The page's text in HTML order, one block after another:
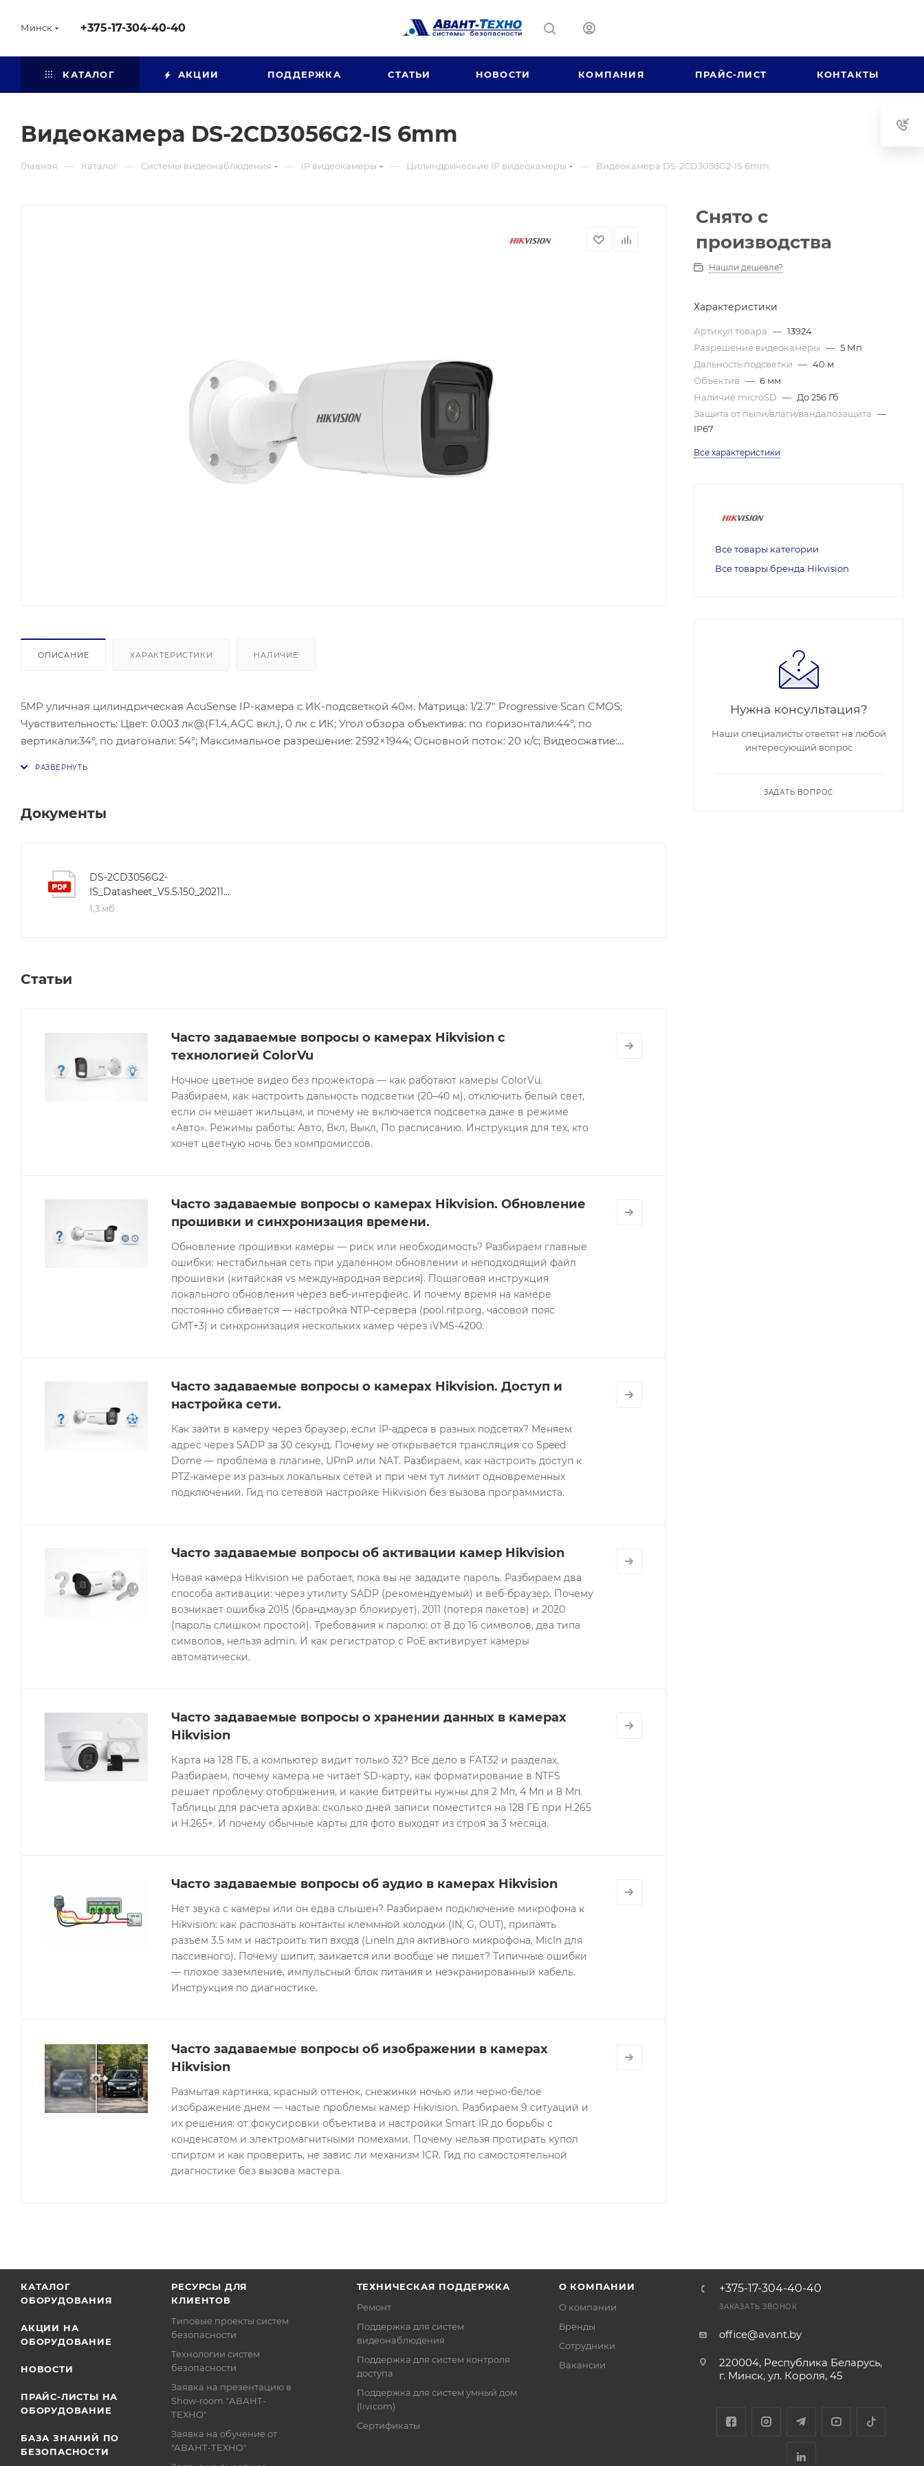
Минск +375-17-304-40-40
КАТАЛОГ АКЦИИ ПОДДЕРЖКА СТАТЬИ НОВОСТИ КОМПАНИЯ ПРАЙС-ЛИСТ КОНТАКТЫ
Видеокамера DS-2CD3056G2-IS 6mm
Главная — Каталог — Системы видеонаблюдения — IP видеокамеры — Цилиндрические IP видеокамеры — Видеокамера DS-2CD3056G2-IS 6mm
ОПИСАНИЕ ХАРАКТЕРИСТИКИ НАЛИЧИЕ
5МР уличная цилиндрическая AcuSense IP-камера с ИК-подсветкой 40м. Матрица: 1/2.7" Progressive Scan CMOS;
Чувствительность: Цвет: 0.003 лк@(F1.4,AGC вкл.), 0 лк с ИК; Угол обзора объектива: по горизонтали:44°, по
вертикали:34°, по диагонали: 54°; Максимальное разрешение: 2592×1944; Основной поток: 20 к/с; Видеосжатие:
макс. 7.2 Вт, PoE (802.3af, 36-57 В), 0.3-0.2 А, макс. 8.5 Вт; Рабочие условия: -30…+60 °C, влажность до 95 % (без
Документы
DS-2CD3056G2-
IS_Datasheet_V5.5.150_20211130
1,3 мб
Статьи
Часто задаваемые вопросы о камерах Hikvision с
технологией ColorVu
Ночное цветное видео без прожектора — как работают камеры ColorVu.
Разбираем, как настроить дальность подсветки (20–40 м), отключить белый свет,
если он мешает жильцам, и почему не включается подсветка даже в режиме
«Авто». Режимы работы: Авто, Вкл, Выкл, По расписанию. Инструкция для тех, кто
хочет цветную ночь без компромиссов.
Часто задаваемые вопросы о камерах Hikvision. Обновление
прошивки и синхронизация времени.
Обновление прошивки камеры — риск или необходимость? Разбираем главные
ошибки: нестабильная сеть при удаленном обновлении и неподходящий файл
прошивки (китайская vs международная версия). Пошаговая инструкция
локального обновления через веб-интерфейс. И почему время на камере
постоянно сбивается — настройка NTP-сервера (pool.ntp.org, часовой пояс
GMT+3) и синхронизация нескольких камер через iVMS-4200.
Часто задаваемые вопросы о камерах Hikvision. Доступ и
настройка сети.
Как зайти в камеру через браузер, если IP-адреса в разных подсетях? Меняем
адрес через SADP за 30 секунд. Почему не открывается трансляция со Speed
Dome — проблема в плагине, UPnP или NAT. Разбираем, как настроить доступ к
PTZ-камере из разных локальных сетей и при чем тут лимит одновременных
подключений. Гид по сетевой настройке Hikvision без вызова программиста.
Часто задаваемые вопросы об активации камер Hikvision
Новая камера Hikvision не работает, пока вы не зададите пароль. Разбираем два
способа активации: через утилиту SADP (рекомендуемый) и веб-браузер. Почему
возникает ошибка 2015 (брандмауэр блокирует), 2011 (потеря пакетов) и 2020
(пароль слишком простой). Требования к паролю: от 8 до 16 символов, два типа
символов, нельзя admin. И как регистратор с PoE активирует камеры
автоматически.
Часто задаваемые вопросы о хранении данных в камерах
Hikvision
Карта на 128 ГБ, а компьютер видит только 32? Всё дело в FAT32 и разделах.
Разбираем, почему камера не читает SD-карту, как форматирование в NTFS
решает проблему отображения, и какие битрейты нужны для 2 Мп, 4 Мп и 8 Мп.
Таблицы для расчета архива: сколько дней записи поместится на 128 ГБ при H.265
и H.265+. И почему обычные карты для фото выходят из строя за 3 месяца.
Часто задаваемые вопросы об аудио в камерах Hikvision
Нет звука с камеры или он едва слышен? Разбираем подключение микрофона к
Hikvision: как распознать контакты клеммной колодки (IN, G, OUT), припаять
разъем 3.5 мм и настроить тип входа (LineIn для активного микрофона, MicIn для
пассивного). Почему шипит, заикается или вообще не пишет? Типичные ошибки
— плохое заземление, импульсный блок питания и неэкранированный кабель.
Инструкция по диагностике.
Часто задаваемые вопросы об изображении в камерах
Hikvision
Размытая картинка, красный оттенок, снежинки ночью или черно-белое
изображение днем — частые проблемы камер Hikvision. Разбираем 9 ситуаций и
их решения: от фокусировки объектива и настройки Smart IR до борьбы с
конденсатом и электромагнитными помехами. Почему нельзя протирать купол
спиртом и как проверить, не завис ли механизм ICR. Гид по самостоятельной
диагностике без вызова мастера.
Снято с
производства
Нашли дешевле?
Характеристики
Артикул товара — 13924
Разрешение видеокамеры — 5 Мп
Дальность подсветки — 40 м
Объектив — 6 мм
Наличие microSD — До 256 Гб
Защита от пыли/влаги/вандалозащита —
IP67
Все характеристики
Все товары категории
Все товары бренда Hikvision
Нужна консультация?
Наши специалисты ответят на любой
интересующий вопрос
ЗАДАТЬ ВОПРОС
КАТАЛОГ
ОБОРУДОВАНИЯ
АКЦИИ НА
ОБОРУДОВАНИЕ
НОВОСТИ
ПРАЙС-ЛИСТЫ НА
ОБОРУДОВАНИЕ
БАЗА ЗНАНИЙ ПО
БЕЗОПАСНОСТИ
РЕСУРСЫ ДЛЯ
КЛИЕНТОВ
Типовые проекты систем
безопасности
Технологии систем
безопасности
Заявка на презентацию в
Show-room "АВАНТ-
ТЕХНО"
Заявка на обучение от
"АВАНТ-ТЕХНО"
ТЕХНИЧЕСКАЯ ПОДДЕРЖКА
Ремонт
Поддержка для систем
видеонаблюдения
Поддержка для систем контроля
доступа
Поддержка для систем умный дом
(livicom)
Сертификаты
О КОМПАНИИ
О компании
Бренды
Сотрудники
Вакансии
+375-17-304-40-40
ЗАКАЗАТЬ ЗВОНОК
office@avant.by
220004, Республика Беларусь,
г. Минск, ул. Короля, 45